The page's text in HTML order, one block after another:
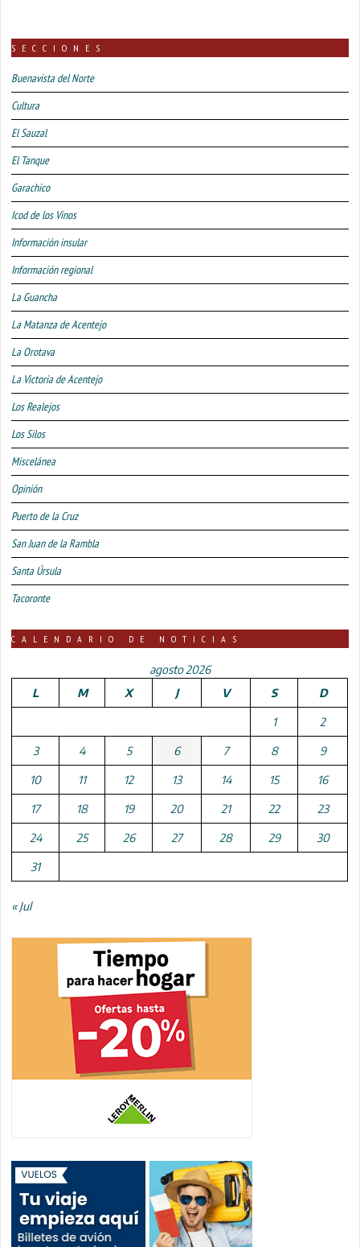
SECCIONES
Buenavista del Norte
Cultura
El Sauzal
El Tanque
Garachico
Icod de los Vinos
Información insular
Información regional
La Guancha
La Matanza de Acentejo
La Orotava
La Victoria de Acentejo
Los Realejos
Los Silos
Miscelánea
Opinión
Puerto de la Cruz
San Juan de la Rambla
Santa Úrsula
Tacoronte
CALENDARIO DE NOTICIAS
agosto 2026
L
M X J V S D
1 2
3 4 5 6 7 8 9
10 11 12 13 14 15 16
17 18 19 20 21 22 23
24 25 26 27 28 29 30
31
« Jul